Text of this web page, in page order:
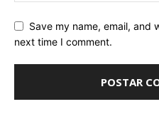
Save my name, email, and
next time I comment.